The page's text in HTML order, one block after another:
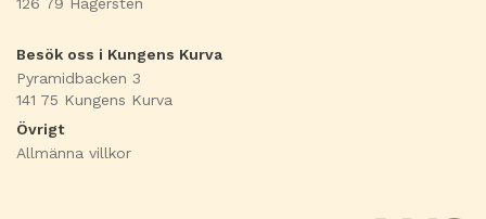
Besök oss i Kungens Kurva
Pyramidbacken 3
141 75 Kungens Kurva
Övrigt
Allmänna villkor